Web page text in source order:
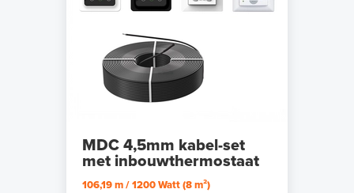
MDC 4,5mm kabel-set
met inbouwthermostaat
106,19 m / 1200 Watt (8 m²)